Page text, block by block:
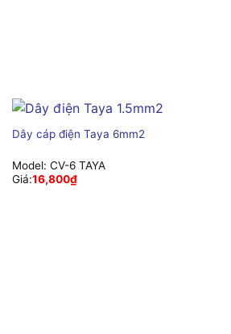
Dây cáp điện Taya 6mm2
Model: CV-6 TAYA
Giá:16,800₫